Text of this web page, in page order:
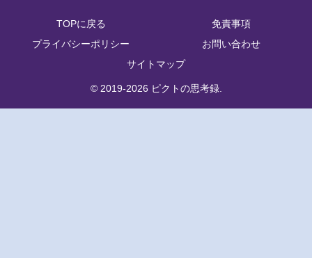
TOPに戻る
免責事項
プライバシーポリシー
お問い合わせ
サイトマップ
© 2019-2026 ピクトの思考録.